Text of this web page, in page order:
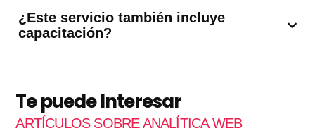
¿Este servicio también incluye
capacitación?
Te puede Interesar
ARTÍCULOS SOBRE ANALÍTICA WEB